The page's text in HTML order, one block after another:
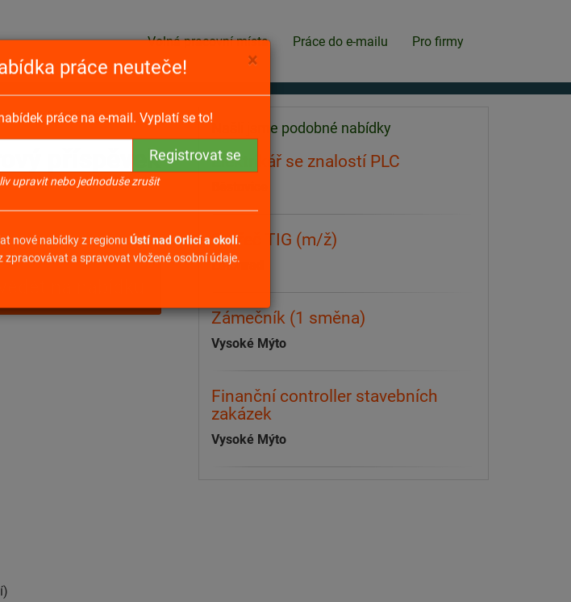
Volná pracovní místa Práce do e-mailu Pro firmy
30 000 Kč
příspěvek
práce neuteče!
práce na e-mail. Vyplatí se to!
nové nabídky z regionu Ústí nad Orlicí a okolí.
a spravovat vložené osobní údaje.
Našli jsme podobné nabídky
Elektrikář se znalostí PLC
Svářeč TIG (m/ž)
Letohrad
Zámečník (1 směna)
Vysoké Mýto
Finanční controller stavebních
zakázek
Vysoké Mýto